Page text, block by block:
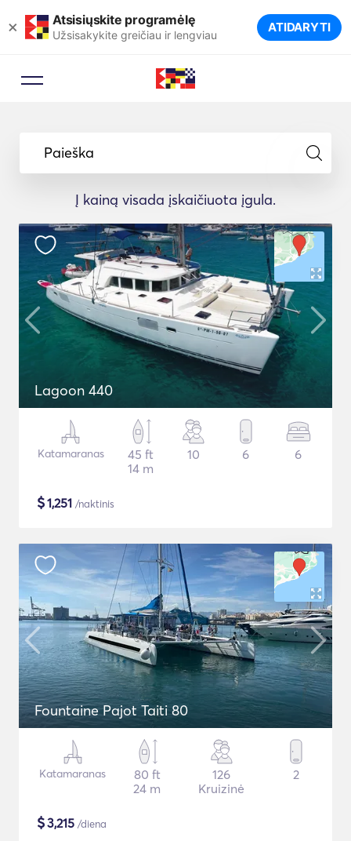
× Atsisiųskite programėlę
Užsisakykite greičiau ir lengviau ATIDARYTI
Paieška
Į kainą visada įskaičiuota įgula.
Lagoon 440
Katamaranas
45 ft
14 m
10 6 6
$1,251 /naktinis
Fountaine Pajot Taiti 80
Katamaranas
80 ft
24 m
126
Kruizinė
2
$3,215 /diena